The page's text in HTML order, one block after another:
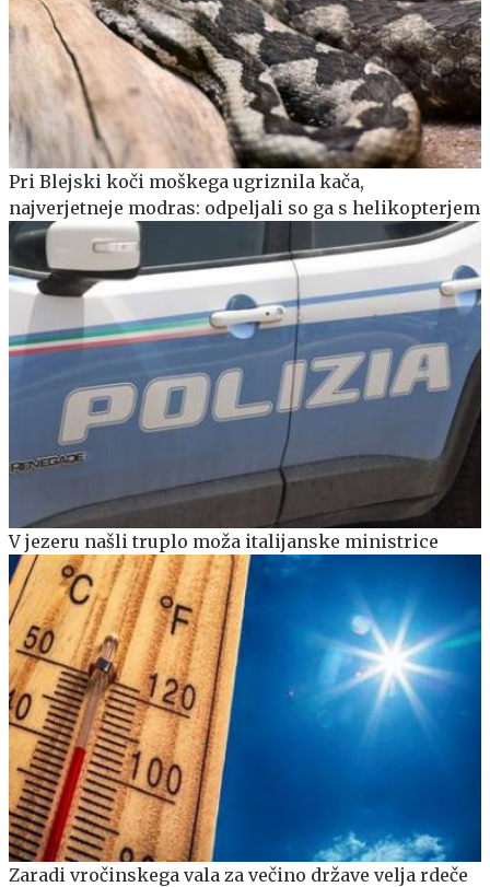
Pri Blejski koči moškega ugriznila kača,
najverjetneje modras: odpeljali so ga s helikopterjem
V jezeru našli truplo moža italijanske ministrice
Zaradi vročinskega vala za večino države velja rdeče